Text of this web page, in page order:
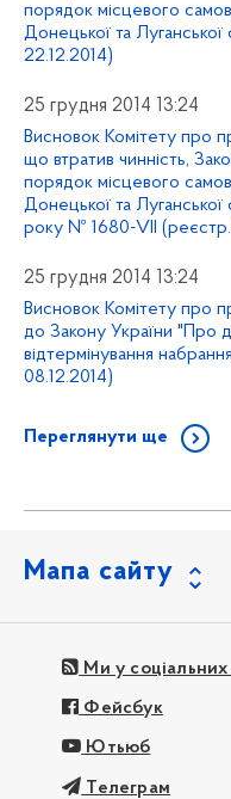
порядок місцевого
Донецької та
22.12.2014)
25 грудня 2014 13:24
Висновок Комітету про
що втратив чинність,
порядок місцевого
Донецької та
року № 1680-VII (реєстр.
25 грудня 2014 13:24
Висновок Комітету про
до Закону України
відтермінування
08.12.2014)
Переглянути ще
Мапа сайту
Ми у
Фейсбук
Ютьюб
Телеграм